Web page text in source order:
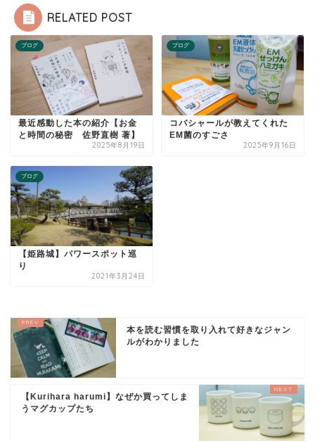
RELATED POST
ブログ
最近感動した本の紹介【お金
と時間の秘密 佐野直樹 著】
2025年8月19日
ブログ
コバシャールが教えてくれた
EM菌のすごさ
2025年9月16日
ブログ
【姫路城】パワースポット巡
り
2021年3月24日
本を読む習慣を取り入れて好きなジャン
ルがわかりました
【Kurihara harumi】なぜか買ってしま
うマグカップたち